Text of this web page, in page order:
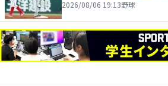
2026/08/06 19:13野球